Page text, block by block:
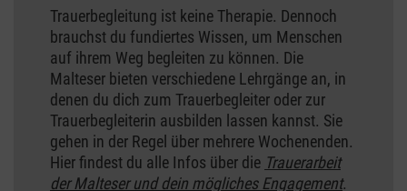
Trauerbegleitung ist keine Therapie. Dennoch
brauchst du fundiertes Wissen, um Menschen
auf ihrem Weg begleiten zu können. Die
Malteser bieten verschiedene Lehrgänge an, in
denen du dich zum Trauerbegleiter oder zur
Trauerbegleiterin ausbilden lassen kannst. Sie
gehen in der Regel über mehrere Wochenenden.
Hier findest du alle Infos über die Trauerarbeit
der Malteser und dein mögliches Engagement.